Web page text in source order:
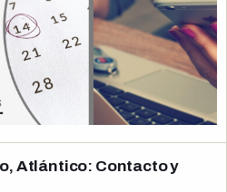
Atlántico: Contacto y